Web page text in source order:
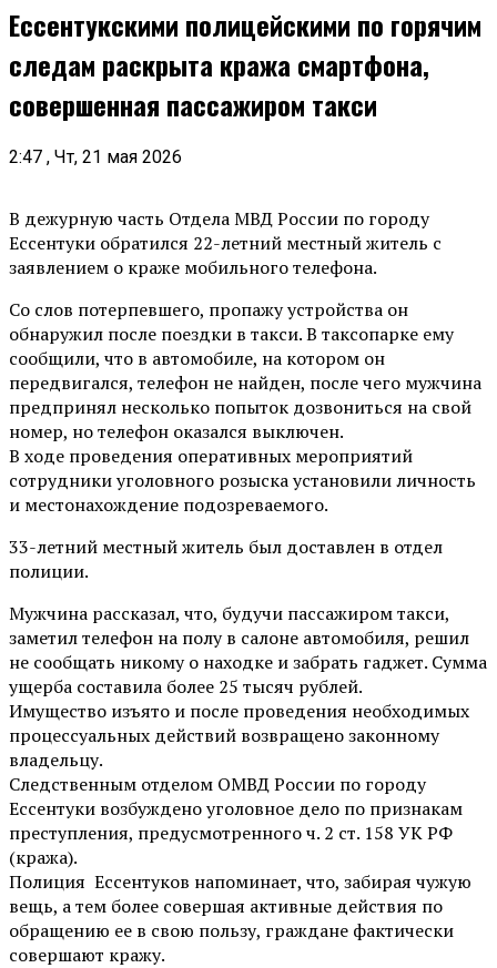
Ессентукскими полицейскими по горячим
следам раскрыта кража смартфона,
совершенная пассажиром такси
2:47 , Чт, 21 мая 2026
В дежурную часть Отдела МВД России по городу
Ессентуки обратился 22-летний местный житель с
заявлением о краже мобильного телефона.
Со слов потерпевшего, пропажу устройства он
обнаружил после поездки в такси. В таксопарке ему
сообщили, что в автомобиле, на котором он
передвигался, телефон не найден, после чего мужчина
предпринял несколько попыток дозвониться на свой
номер, но телефон оказался выключен.
В ходе проведения оперативных мероприятий
сотрудники уголовного розыска установили личность
и местонахождение подозреваемого.
33-летний местный житель был доставлен в отдел
полиции.
Мужчина рассказал, что, будучи пассажиром такси,
заметил телефон на полу в салоне автомобиля, решил
не сообщать никому о находке и забрать гаджет. Сумма
ущерба составила более 25 тысяч рублей.
Имущество изъято и после проведения необходимых
процессуальных действий возвращено законному
владельцу.
Следственным отделом ОМВД России по городу
Ессентуки возбуждено уголовное дело по признакам
преступления, предусмотренного ч. 2 ст. 158 УК РФ
(кража).
Полиция Ессентуков напоминает, что, забирая чужую
вещь, а тем более совершая активные действия по
обращению ее в свою пользу, граждане фактически
совершают кражу.